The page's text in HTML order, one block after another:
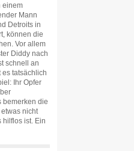
einem
Mann
Detroits in
können die
Vor allem
Diddy nach
schnell an
es tatsächlich
Ihr Opfer
bemerken die
nicht
hilflos ist. Ein